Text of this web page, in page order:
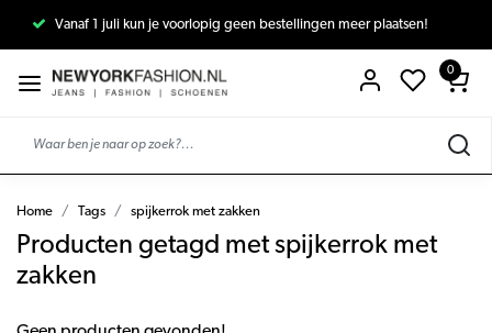
Vanaf 1 juli kun je voorlopig geen bestellingen meer plaatsen!
0
Home Tags spijkerrok met zakken
Producten getagd met spijkerrok met
zakken